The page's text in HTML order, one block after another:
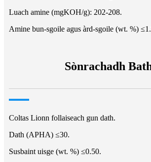
Luach amine (mgKOH/g): 202-208.
Amine bun-sgoile agus àrd-sgoile (wt. %)
Sònrachadh
Coltas Lionn follaiseach gun dath.
Dath (APHA) ≤30.
Susbaint uisge (wt. %) ≤0.50.